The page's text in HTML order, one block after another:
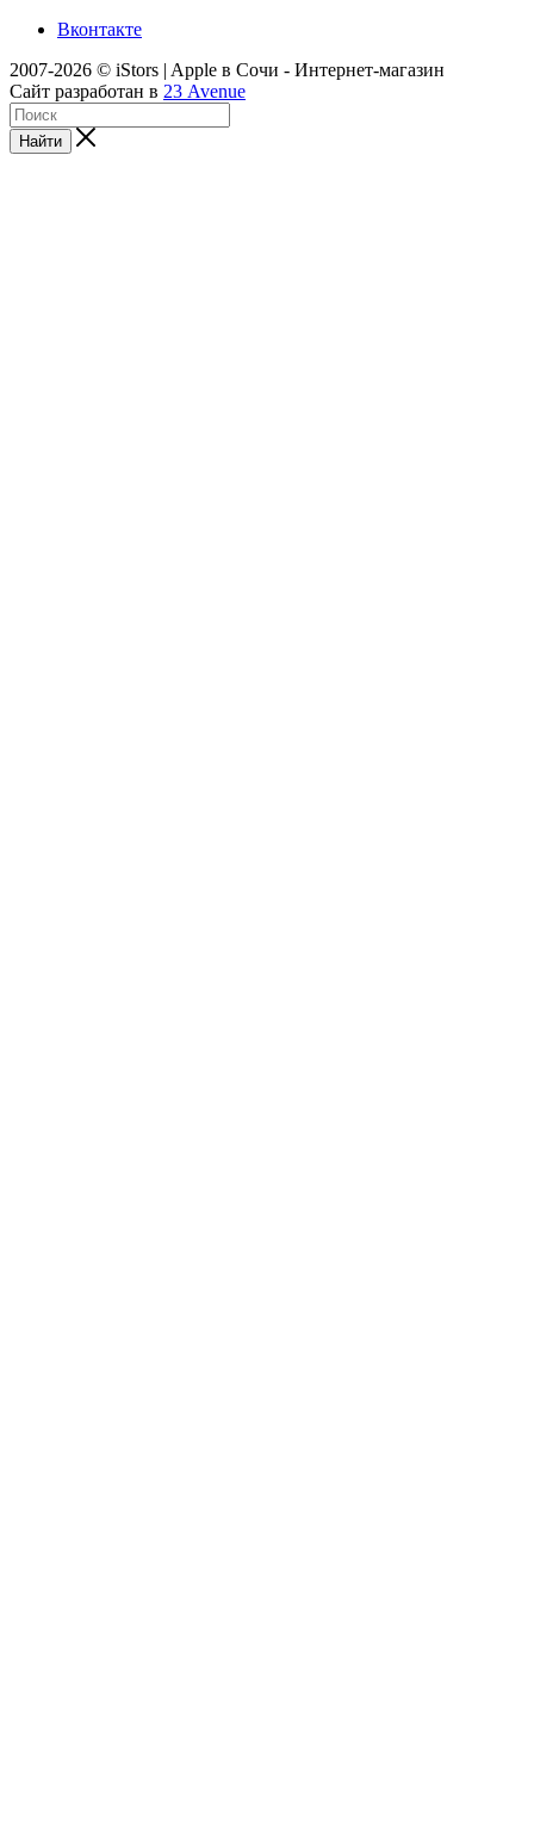
Вконтакте
2007-2026 © iStors | Apple в Сочи - Интернет-магазин
Сайт разработан в 23 Avenue
Найти